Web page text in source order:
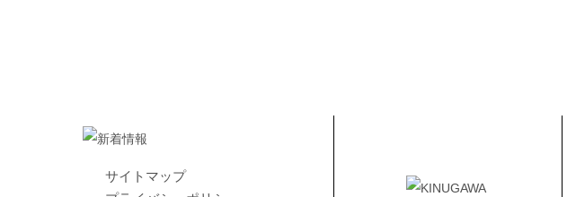
サイトマップ